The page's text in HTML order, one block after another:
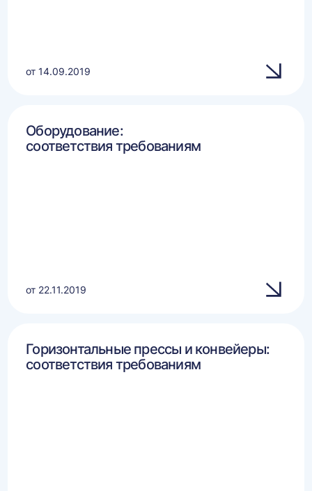
от 14.09.2019
Оборудование:
соответствия требованиям
от 22.11.2019
Горизонтальные прессы и конвейеры:
соответствия требованиям